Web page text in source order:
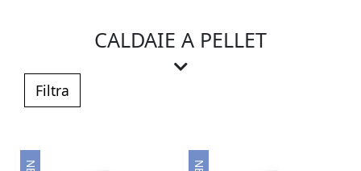
CALDAIE A PELLET
Caldaie a pellet MCZ: Riscaldamento
efficiente e sicuro per la tua casa
disponibili sul nostro shop online
Filtra